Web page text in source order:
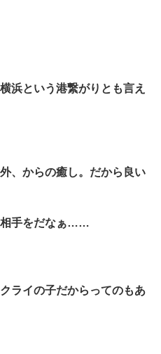
浜という港繋がりとも言え
、からの癒し。だから良い
相手をだなぁ……
ライの子だからってのもあ